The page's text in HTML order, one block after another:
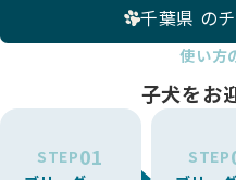
千葉県 の
使い方
子犬をお
STEP01 STEP